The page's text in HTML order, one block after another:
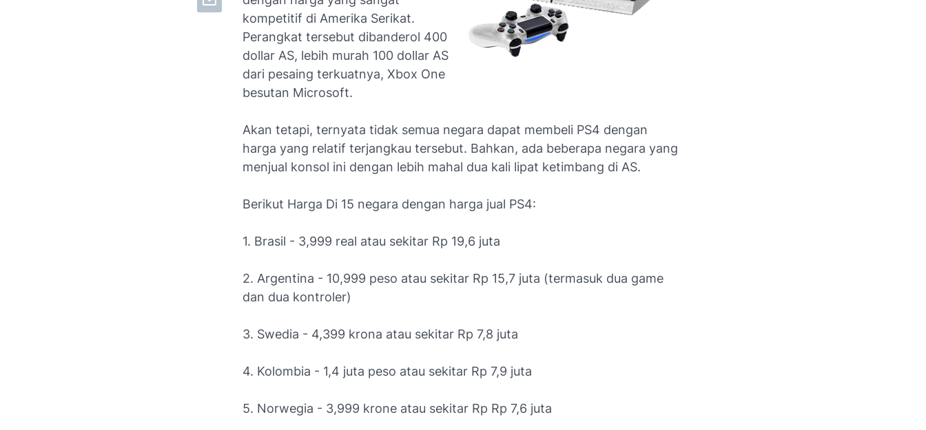
kompetitif di Amerika Serikat.
Perangkat tersebut dibanderol 400
dollar AS, lebih murah 100 dollar AS
dari pesaing terkuatnya, Xbox One
besutan Microsoft.
Akan tetapi, ternyata tidak semua negara dapat membeli PS4 dengan
harga yang relatif terjangkau tersebut. Bahkan, ada beberapa negara yang
menjual konsol ini dengan lebih mahal dua kali lipat ketimbang di AS.
Berikut Harga Di 15 negara dengan harga jual PS4:
1. Brasil - 3,999 real atau sekitar Rp 19,6 juta
2. Argentina - 10,999 peso atau sekitar Rp 15,7 juta (termasuk dua game
dan dua kontroler)
3. Swedia - 4,399 krona atau sekitar Rp 7,8 juta
4. Kolombia - 1,4 juta peso atau sekitar Rp 7,9 juta
5. Norwegia - 3,999 krone atau sekitar Rp Rp 7,6 juta